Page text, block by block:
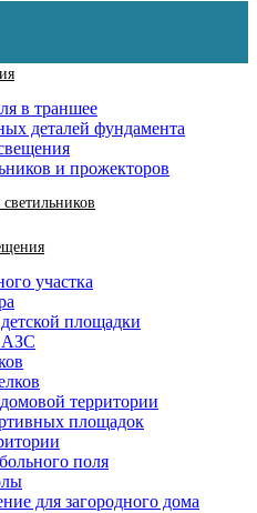
в траншее
деталей фундамента
и прожекторов
участка
площадки
АЗС
территории
площадок
поля
для загородного дома